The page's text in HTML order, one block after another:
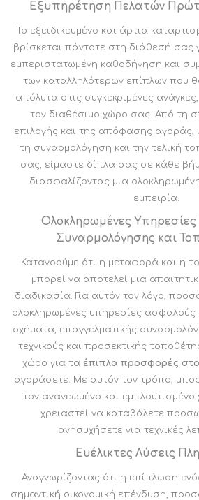
Εξυπηρέτηση Πελατών
Το εξειδικευμένο και άρτια
βρίσκεται πάντοτε στη διάθεσή σας
εμπεριστατωμένη καθοδήγηση και
των καταλληλότερων επίπλων που
απόλυτα στις συγκεκριμένες
τον διαθέσιμο χώρο σας. Από τη
επιλογής και της απόφασης αγοράς,
τη συναρμολόγηση και την τελική
σας, είμαστε δίπλα σας σε κάθε
διασφαλίζοντας μια
εμπειρία.
Ολοκληρωμένες
Συναρμολόγησης και
Κατανοούμε ότι η μεταφορά και η
μπορεί να αποτελεί μια
διαδικασία. Για αυτόν τον λόγο,
ολοκληρωμένες υπηρεσίες ασφαλούς
οχήματα, επαγγελματικής
τεχνικούς και προσεκτικής
χώρο για τα έπιπλα προσφορές
αγοράσετε. Με αυτόν τον τρόπο,
τον ανανεωμένο και
χρειαστεί να καταβάλετε
ανησυχήσετε για τεχνικές
Ευέλικτες Λύσεις
Αναγνωρίζοντας ότι η επίπλωση
σημαντική οικονομική επένδυση,